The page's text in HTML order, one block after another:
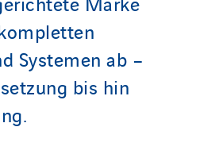
Systemen ab –
bis hin